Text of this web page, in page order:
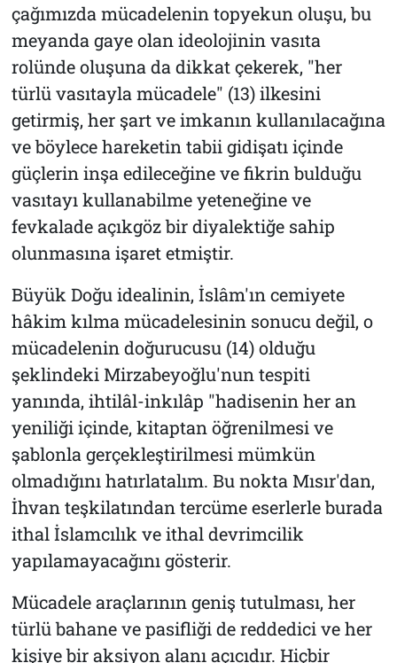
çağımızda mücadelenin topyekun oluşu, bu
meyanda gaye olan ideolojinin vasıta
rolünde oluşuna da dikkat çekerek, "her
türlü vasıtayla mücadele" (13) ilkesini
getirmiş, her şart ve imkanın kullanılacağına
ve böylece hareketin tabii gidişatı içinde
güçlerin inşa edileceğine ve fikrin bulduğu
vasıtayı kullanabilme yeteneğine ve
fevkalade açıkgöz bir diyalektiğe sahip
olunmasına işaret etmiştir.
Büyük Doğu idealinin, İslâm'ın cemiyete
hâkim kılma mücadelesinin sonucu değil, o
mücadelenin doğurucusu (14) olduğu
şeklindeki Mirzabeyoğlu'nun tespiti
yanında, ihtilâl-inkılâp "hadisenin her an
yeniliği içinde, kitaptan öğrenilmesi ve
şablonla gerçekleştirilmesi mümkün
olmadığını hatırlatalım. Bu nokta Mısır'dan,
İhvan teşkilatından tercüme eserlerle burada
ithal İslamcılık ve ithal devrimcilik
yapılamayacağını gösterir.
Mücadele araçlarının geniş tutulması, her
türlü bahane ve pasifliği de reddedici ve her
kişiye bir aksiyon alanı açıcıdır. Hiçbir